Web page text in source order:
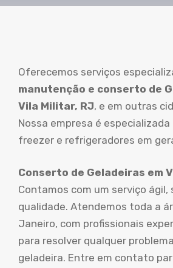
Oferecemos serviços
manutenção e conserto de
Vila Militar, RJ, e em outras
Nossa empresa é
freezer e refrigeradores em
Conserto de Geladeiras em
Contamos com um serviço ágil,
qualidade. Atendemos toda a
Janeiro, com profissionais
para resolver qualquer
geladeira. Entre em contato